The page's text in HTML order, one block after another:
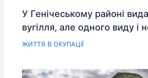
У Генічеському районі
вугілля, але одного виду і
ЖИТТЯ В ОКУПАЦІЇ